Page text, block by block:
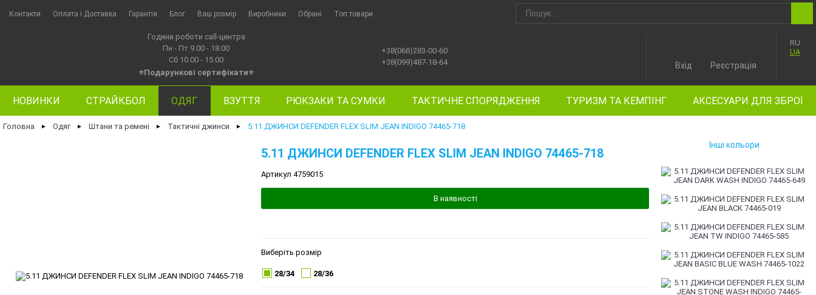
Контакти Оплата i Доставка Гарантія Блог Ваш розмір Виробники Обрані Топ товари
Години роботи call-центра
Пн - Пт 9.00 - 18.00
Сб 10.00 - 15.00
⭐Подарункові сертифікати⭐
+38(068)283-00-60
+38(099)487-18-64
RU
UA
Вхід Реєстрація
НОВИНКИ СТРАЙКБОЛ ОДЯГ ВЗУТТЯ РЮКЗАКИ ТА СУМКИ ТАКТИЧНЕ СПОРЯДЖЕННЯ ТУРИЗМ ТА КЕМПІНГ АКСЕСУАРИ ДЛЯ ЗБРОЇ
Головна ► Одяг ► Штани та ремені ► Тактичні джинси ► 5.11 ДЖИНСИ DEFENDER FLEX SLIM JEAN INDIGO 74465-718
5.11 ДЖИНСИ DEFENDER FLEX SLIM JEAN INDIGO 74465-718
Артикул 4759015
В наявності
Виберіть розмір
28/34 28/36
Інші кольори